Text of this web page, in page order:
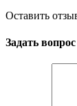
Оставить
Задать вопрос